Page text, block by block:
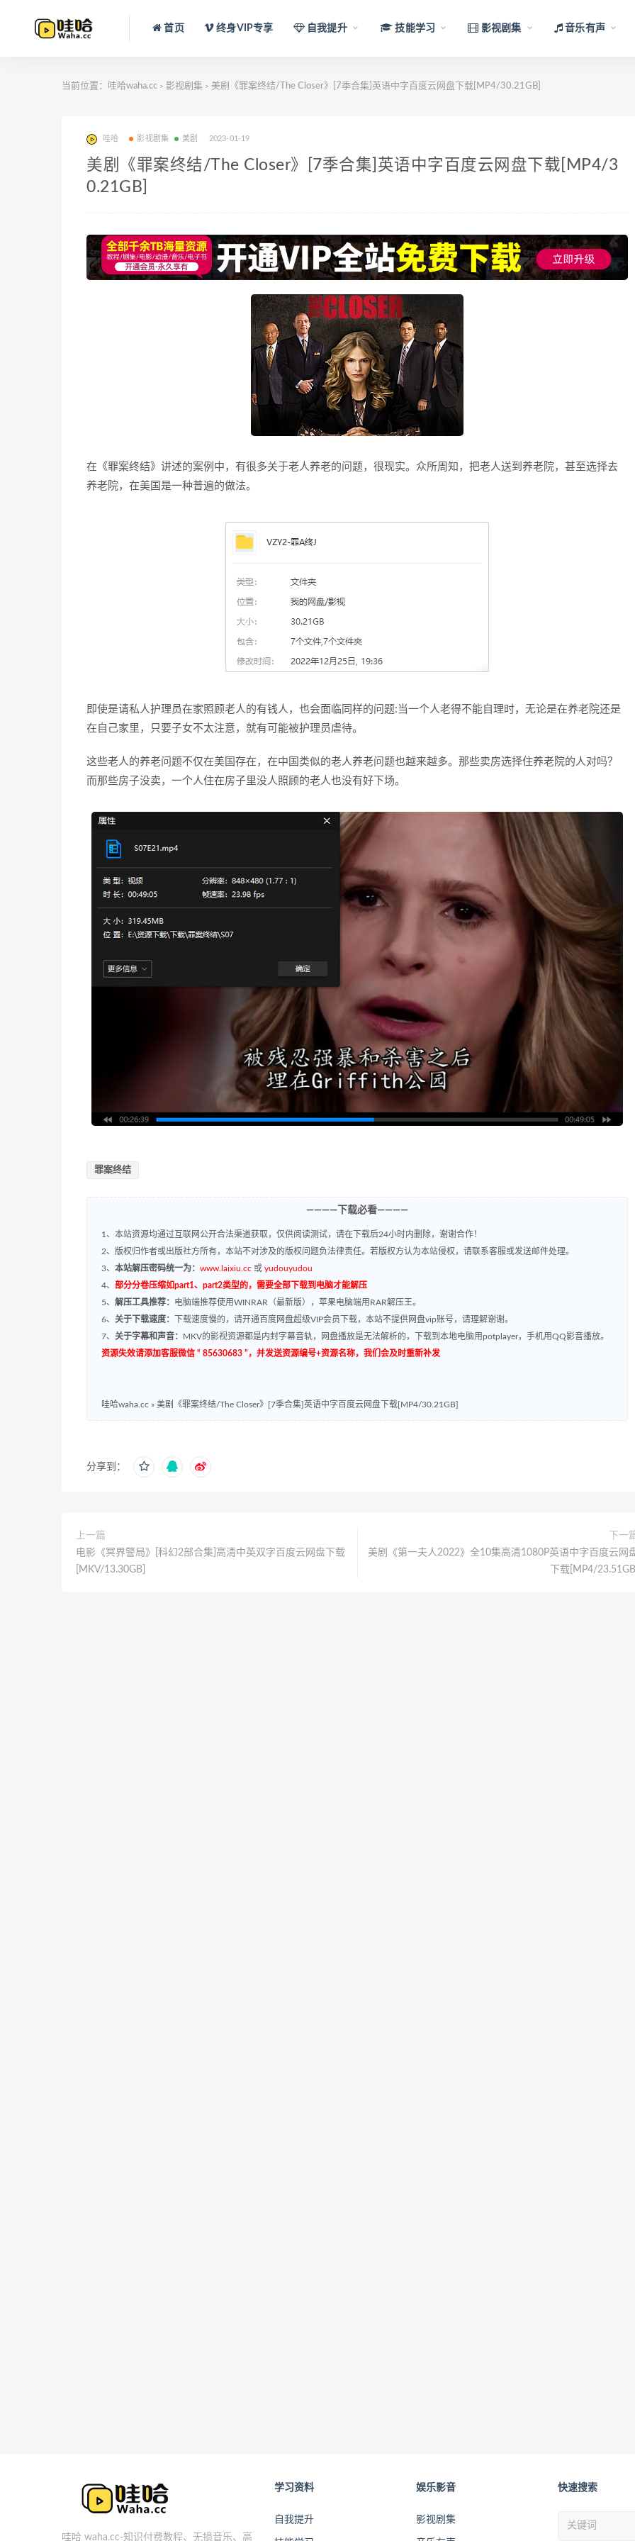
首页 终身VIP专享 自我提升 技能学习 影视剧集 音乐有声
当前位置： 哇哈waha.cc > 影视剧集 > 美剧《罪案终结/The Closer》[7季合集]英语中字百度云网盘下载[MP4/30.21GB]
哇哈 影视剧集 美剧 2023-01-19
美剧《罪案终结/The Closer》[7季合集]英语中字百度云网盘下载[MP4/3
0.21GB]
在《罪案终结》讲述的案例中，有很多关于老人养老的问题，很现实。众所周知，把老人送到养老院，甚至选择去
养老院，在美国是一种普遍的做法。
即使是请私人护理员在家照顾老人的有钱人，也会面临同样的问题:当一个人老得不能自理时，无论是在养老院还是
在自己家里，只要子女不太注意，就有可能被护理员虐待。
这些老人的养老问题不仅在美国存在，在中国类似的老人养老问题也越来越多。那些卖房选择住养老院的人对吗？
而那些房子没卖，一个人住在房子里没人照顾的老人也没有好下场。
罪案终结
————下载必看————
1、本站资源均通过互联网公开合法渠道获取，仅供阅读测试，请在下载后24小时内删除，谢谢合作！
2、版权归作者或出版社方所有，本站不对涉及的版权问题负法律责任。若版权方认为本站侵权，请联系客服或发送邮件处理。
3、 本站解压密码统一为： www.laixiu.cc 或 yudouyudou
4、 部分分卷压缩如part1、part2类型的，需要全部下载到电脑才能解压
5、 解压工具推荐： 电脑端推荐使用WINRAR（最新版），苹果电脑端用RAR解压王。
6、 关于下载速度：
下载速度慢的，请开通百度网盘超级VIP会员下载，本站不提供网盘vip账号，请理解谢谢。
7、 关于字幕和声音： MKV的影视资源都是内封字幕音轨，网盘播放是无法解析的，下载到本地电脑用potplayer，手机用QQ影音播放。
资源失效请添加客服微信 “ 85630683 ”，并发送资源编号+资源名称，我们会及时重新补发
哇哈waha.cc » 美剧《罪案终结/The Closer》[7季合集]英语中字百度云网盘下载[MP4/30.21GB]
分享到：
上一篇
电影《冥界警局》[科幻2部合集]高清中英双字百度云网盘下载
[MKV/13.30GB]
下一
美剧《第一夫人2022》全10集高清1080P英语中字百度云网
下载[MP4/
哇哈 waha.cc-知识付费教程、无损音乐、高
学习资料
自我提升
娱乐影音
影视剧集
快速搜索